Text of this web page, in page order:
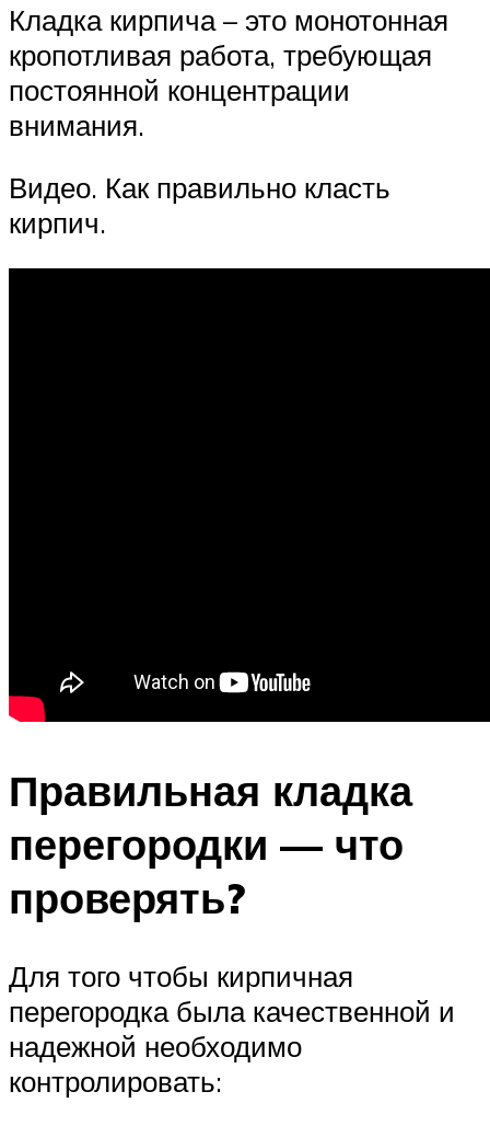
Кладка кирпича – это монотонная
кропотливая работа, требующая
постоянной концентрации
внимания.
Видео. Как правильно класть
кирпич.
Правильная кладка
перегородки — что
проверять?
Для того чтобы кирпичная
перегородка была качественной и
надежной необходимо
контролировать: